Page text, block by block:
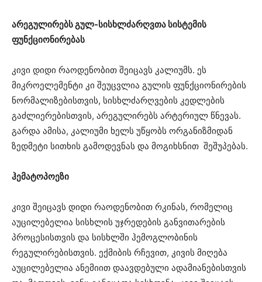
არეგულირებს გულ-სისხლძარღვთა სისტემის
ფუნქციონირებას
კივი დიდი რაოდენობით შეიცავს კალიუმს. ეს
მიკროელემენტი კი შეუცვლია გულის ფუნქციონირების
ნორმალიზებისთვის, სისხლძარღვების კედლების
გაძლიერებისთვის, არეგულირებს არტერიულ წნევას.
გარდა ამისა, კალიუმი ხელს უწყობს ორგანიზმიდან
ზედმეტი სითხის გამოდევნას და მოგიხსნით შეშუპებას.
ჰემატოპოეზი
კივი შეიცავს დიდი რაოდენობით რკინას, რომელიც
აუცილებელია სისხლის უჯრედების განვითარების
პროცესისთვის და სისხლში ჰემოგლობინის
რეგულირებისთვის. ექმიბის რჩევით, კივის მიღება
აუცილებელია ანემიით დაავდებული ადამიანებისთვის